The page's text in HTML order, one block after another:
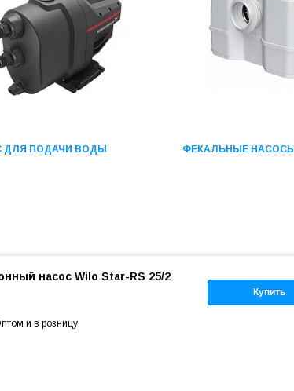
ДЛЯ ПОДАЧИ ВОДЫ ФЕКАЛЬНЫЕ НАСОСЫ
Купить
насос Wilo Star-RS 25/2
и в розницу